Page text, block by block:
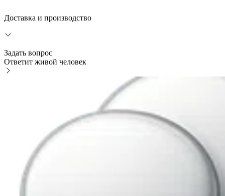
Доставка и производство
Задать вопрос
Ответит живой человек